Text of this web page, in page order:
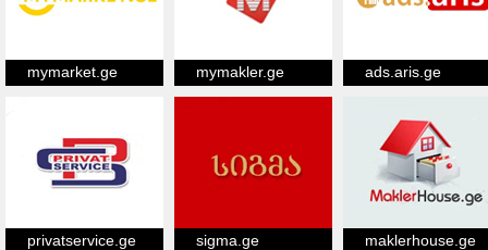
mymarket.ge mymakler.ge ads.aris.ge
privatservice.ge sigma.ge maklerhouse.ge